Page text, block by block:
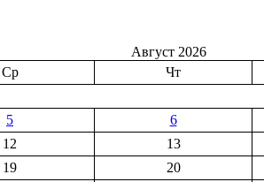
Август 2026
Ср Чт
5 6
12 13
19 20